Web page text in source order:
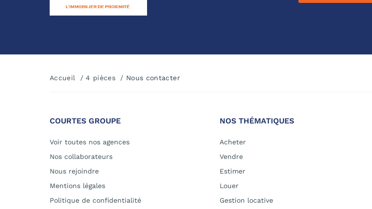
Accueil 4 pièces Nous contacter
COURTES GROUPE
Voir toutes nos agences
Nos collaborateurs
Nous rejoindre
Mentions légales
Politique de confidentialité
NOS THÉMATIQUES
Acheter
Vendre
Estimer
Louer
Gestion locative